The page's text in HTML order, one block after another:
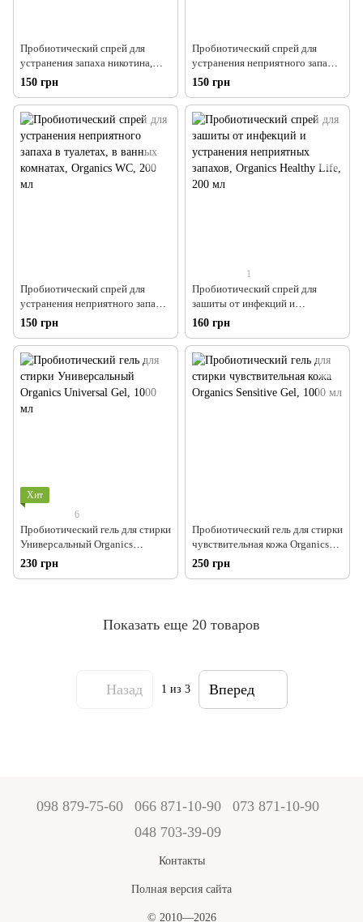
Пробиотический спрей для
устранения запаха никотина,
Organics Анти-Табак, 200 мл
150 грн
Пробиотический спрей для
устранения неприятного запаха
в автомобиле, Organics Авто-
Уход, 200 мл
150 грн
Пробиотический спрей для
устранения неприятного запаха
в туалетах, в ванных комнатах,
Organics WC, 200 мл
150 грн
1
Пробиотический спрей для
зашиты от инфекций и
устранения неприятных
запахов, Organics Healthy Life,
200 мл
160 грн
Хит
6
Пробиотический гель для стирки
Универсальный Organics
Universal Gel, 1000 мл
230 грн
Пробиотический гель для стирки
чувствительная кожа Organics
Sensitive Gel, 1000 мл
250 грн
Показать еще 20 товаров
Назад 1 из 3 Вперед
098 879-75-60 066 871-10-90
073 871-10-90
048 703-39-09
Контакты
Полная версия сайта
© 2010—2026